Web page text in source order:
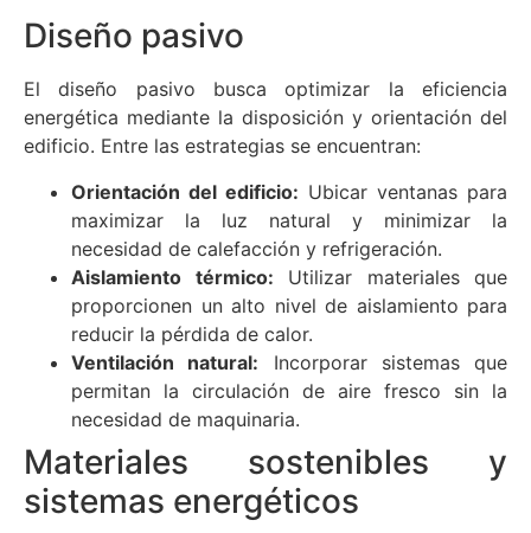
Diseño pasivo
El diseño pasivo busca optimizar la eficiencia
energética mediante la disposición y orientación del
edificio. Entre las estrategias se encuentran:
Orientación del edificio: Ubicar ventanas para
maximizar la luz natural y minimizar la
necesidad de calefacción y refrigeración.
Aislamiento térmico: Utilizar materiales que
proporcionen un alto nivel de aislamiento para
reducir la pérdida de calor.
Ventilación natural: Incorporar sistemas que
permitan la circulación de aire fresco sin la
necesidad de maquinaria.
Materiales sostenibles y
sistemas energéticos